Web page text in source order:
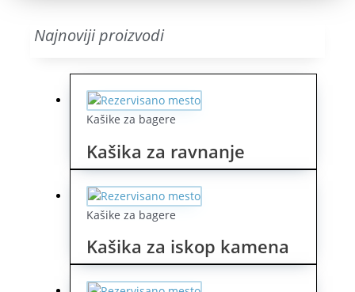
Najnoviji proizvodi
Kašike za bagere
Kašika za ravnanje
Kašike za bagere
Kašika za iskop kamena